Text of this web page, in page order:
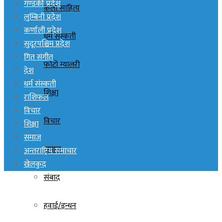
कला साहित्य
धर्म संस्कती
फोटो ग्यालरी
शिक्षा
विचार
समाज
संबाद
हवाई/इन्धन
गण्डकी प्रदेश
लुम्बिनी प्रदेश
कर्णाली प्रदेश
सुदूरपश्चिम प्रदेश
गित संगीत
देश
धर्म संस्कती
राशिफल
विचार
शिक्षा
समाज
अन्तराष्ट्रिय समाचार
खेलकुद